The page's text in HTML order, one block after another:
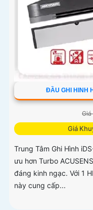
ĐẦU GHI HINH
Giá
Trung Tâm Ghi Hình
ưu hơn Turbo
đáng kinh ngạc. Với 1
này cung cấp...